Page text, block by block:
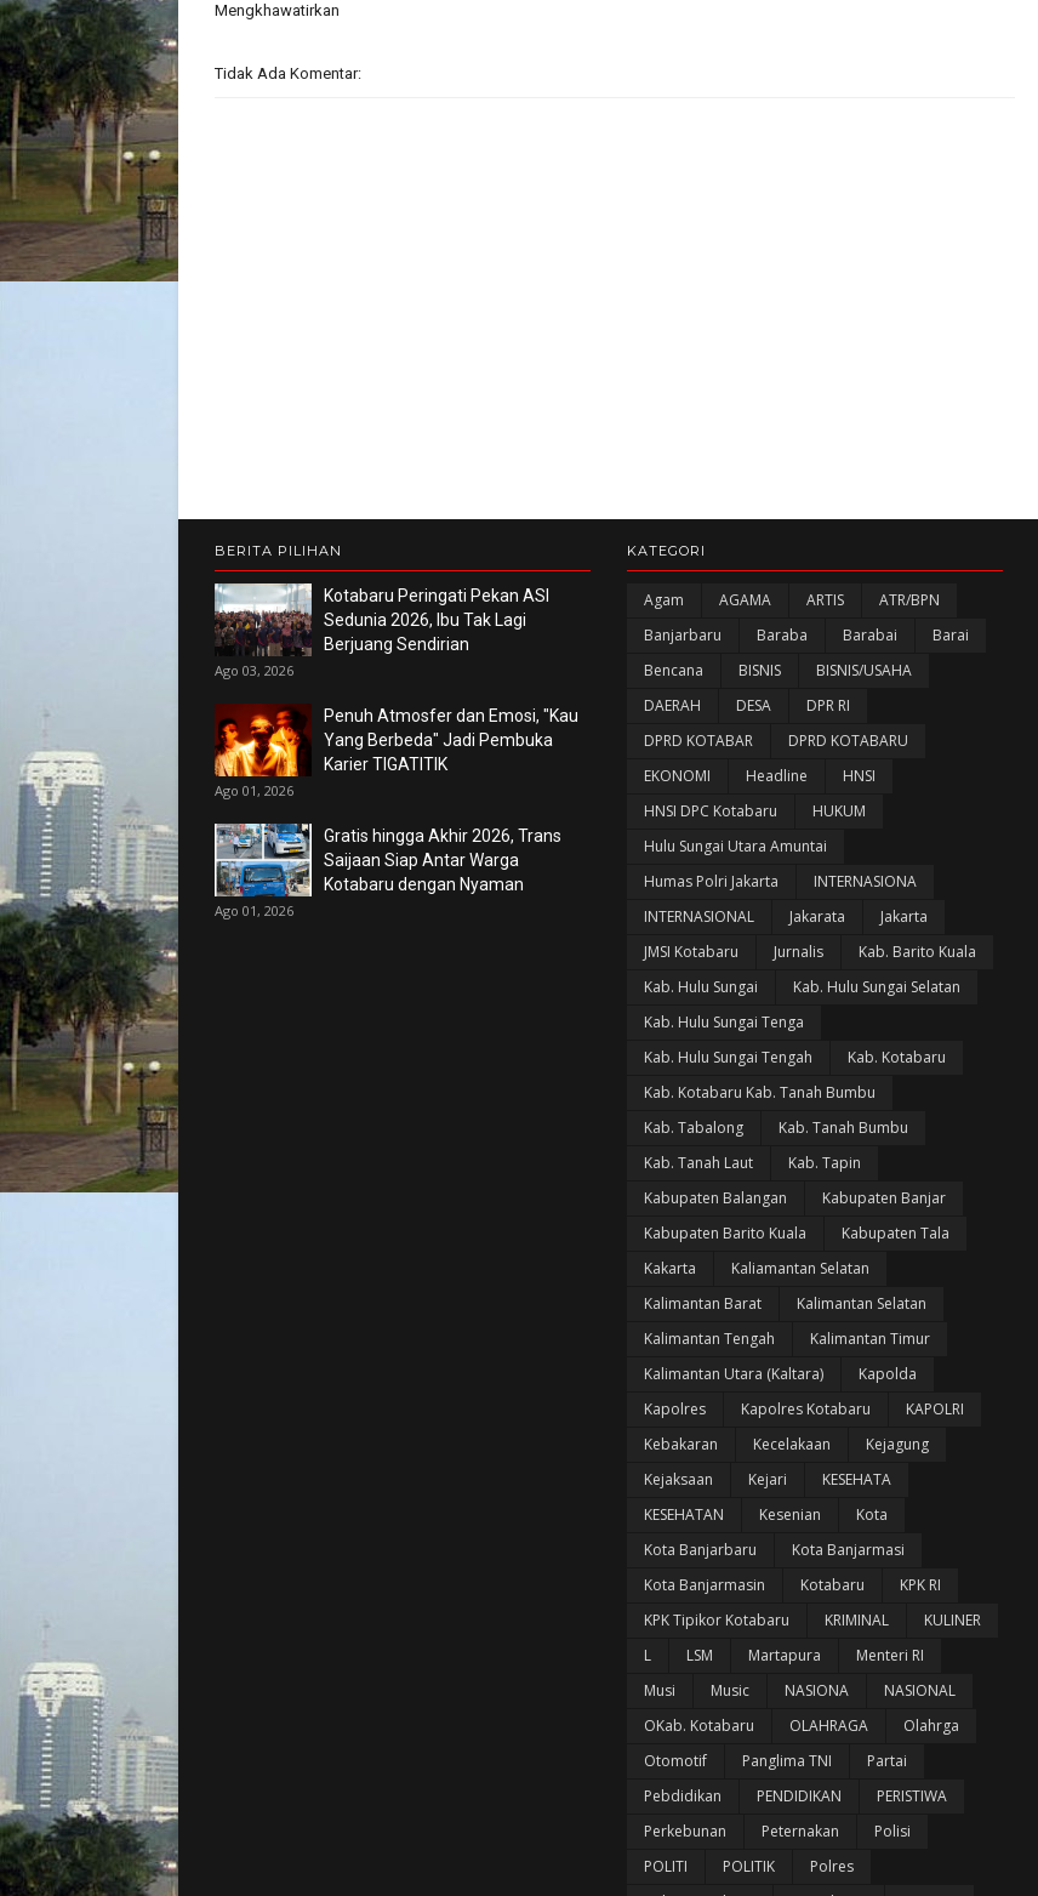
Mengkhawatirkan
Tidak Ada Komentar:
BERITA PILIHAN
Kotabaru Peringati Pekan ASI
Sedunia 2026, Ibu Tak Lagi
Berjuang Sendirian
Ago 03, 2026
Penuh Atmosfer dan Emosi, "Kau
Yang Berbeda" Jadi Pembuka
Karier TIGATITIK
Ago 01, 2026
Gratis hingga Akhir 2026, Trans
Saijaan Siap Antar Warga
Kotabaru dengan Nyaman
Ago 01, 2026
KATEGORI
Agam AGAMA ARTIS
ATR/BPN
Banjarbaru
Baraba Barabai
Barai
Bencana
BISNIS
BISNIS/USAHA
DAERAH
DESA
DPR RI
DPRD KOTABAR
DPRD KOTABARU
EKONOMI
Headline
HNSI
HNSI DPC Kotabaru
HUKUM
Hulu Sungai Utara Amuntai
Humas Polri Jakarta
INTERNASIONA
INTERNASIONAL
Jakarata
Jakarta
JMSI Kotabaru
Jurnalis
Kab. Barito Kuala
Kab. Hulu Sungai
Kab. Hulu Sungai Selatan
Kab. Hulu Sungai Tenga
Kab. Hulu Sungai Tengah
Kab. Kotabaru
Kab. Kotabaru Kab. Tanah Bumbu
Kab. Tabalong
Kab. Tanah Bumbu
Kab. Tanah Laut
Kab. Tapin
Kabupaten Balangan
Kabupaten Banjar
Kabupaten Barito Kuala
Kabupaten Tala
Kakarta
Kaliamantan Selatan
Kalimantan Barat
Kalimantan Selatan
Kalimantan Tengah
Kalimantan Timur
Kalimantan Utara (Kaltara)
Kapolda
Kapolres
Kapolres Kotabaru
KAPOLRI
Kebakaran
Kecelakaan
Kejagung
Kejaksaan
Kejari
KESEHATA
KESEHATAN
Kesenian
Kota
Kota Banjarbaru
Kota Banjarmasi
Kota Banjarmasin
Kotabaru
KPK RI
KPK Tipikor Kotabaru
KRIMINAL
KULINER
L
LSM Martapura
Menteri RI
Musi
Music NASIONA
NASIONAL
OKab. Kotabaru
OLAHRAGA
Olahrga
Otomotif
Panglima TNI
Partai
Pebdidikan
PENDIDIKAN
PERISTIWA
Perkebunan
Peternakan
Polisi
POLITI
POLITIK
Polres